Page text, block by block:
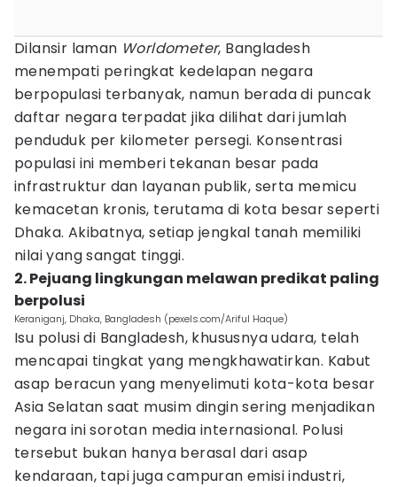
Dilansir laman Worldometer, Bangladesh
menempati peringkat kedelapan negara
berpopulasi terbanyak, namun berada di puncak
daftar negara terpadat jika dilihat dari jumlah
penduduk per kilometer persegi. Konsentrasi
populasi ini memberi tekanan besar pada
infrastruktur dan layanan publik, serta memicu
kemacetan kronis, terutama di kota besar seperti
Dhaka. Akibatnya, setiap jengkal tanah memiliki
nilai yang sangat tinggi.
2. Pejuang lingkungan melawan predikat paling
berpolusi
Keraniganj, Dhaka, Bangladesh (pexels.com/Ariful Haque)
Isu polusi di Bangladesh, khususnya udara, telah
mencapai tingkat yang mengkhawatirkan. Kabut
asap beracun yang menyelimuti kota-kota besar
Asia Selatan saat musim dingin sering menjadikan
negara ini sorotan media internasional. Polusi
tersebut bukan hanya berasal dari asap
kendaraan, tapi juga campuran emisi industri,